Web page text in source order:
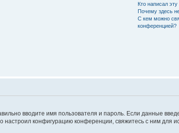
Кто написал
Почему здесь
С кем можно
конференцией?
вводите имя пользователя и пароль. Если данные
конфигурацию конференции, свяжитесь с ним для